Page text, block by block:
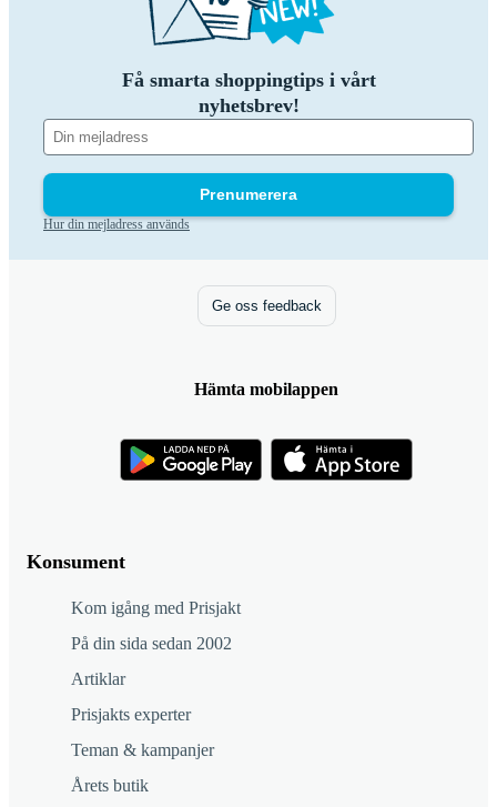
Få smarta shoppingtips i vårt
nyhetsbrev!
Prenumerera
Hur din mejladress används
Konsument
Kom igång med Prisjakt
På din sida sedan 2002
Artiklar
Prisjakts experter
Teman & kampanjer
Årets butik
Ge oss feedback
Hämta mobilappen